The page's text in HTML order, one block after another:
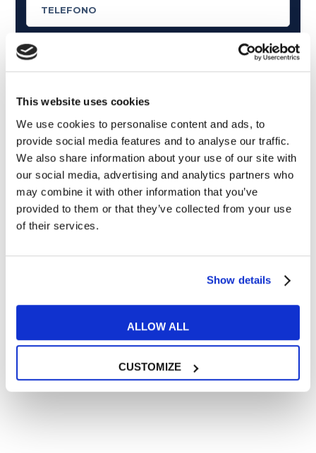
This website uses cookies
We use cookies to personalise content and ads, to
provide social media features and to analyse our traffic.
We also share information about your use of our site with
our social media, advertising and analytics partners who
may combine it with other information that you’ve
provided to them or that they’ve collected from your use
of their services.
Show details
ALLOW ALL
CUSTOMIZE
Cosa ti piace leggere?
Articoli dedicati alla grammatica inglese
Articoli dedicati a inglese nel mondo del lavoro
Articoli con tips e new sulla lingua inglese
Articoli divertenti su film e musica
In quanto di età superiore ai 16 anni, dichiaro di acconsentire
al trattamento dei miei dati personali in conformità
all’informativa privacy
** le sedi contrassegnate con * offrono sempre solo corsi online
RICHIEDI INFORMAZIONI